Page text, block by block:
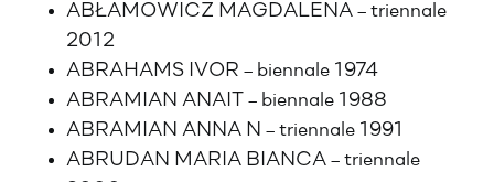
ABŁAMOWICZ MAGDALENA – triennale
2012
ABRAHAMS IVOR – biennale 1974
ABRAMIAN ANAIT – biennale 1988
ABRAMIAN ANNA N – triennale 1991
ABRUDAN MARIA BIANCA – triennale